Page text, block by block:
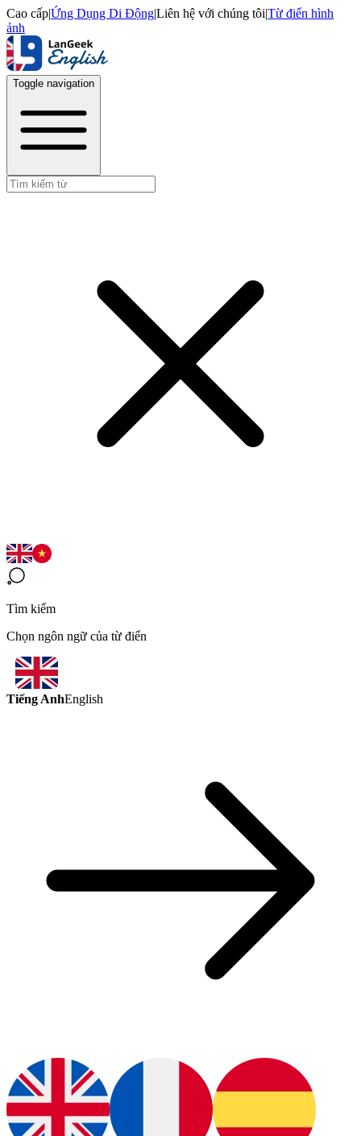
Cao cấp|Ứng Dụng Di Động|Liên hệ với chúng tôi|Từ điển hình
ảnh
Toggle navigation
Tìm kiếm
Chọn ngôn ngữ của từ điển
Tiếng AnhEnglish